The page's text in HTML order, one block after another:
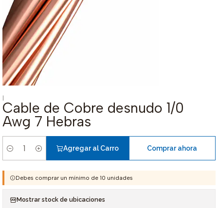
Cable de Cobre desnudo 1/0
Awg 7 Hebras
Cantidad
Agregar al Carro Comprar ahora
Debes comprar un mínimo de 10 unidades
Mostrar stock de ubicaciones